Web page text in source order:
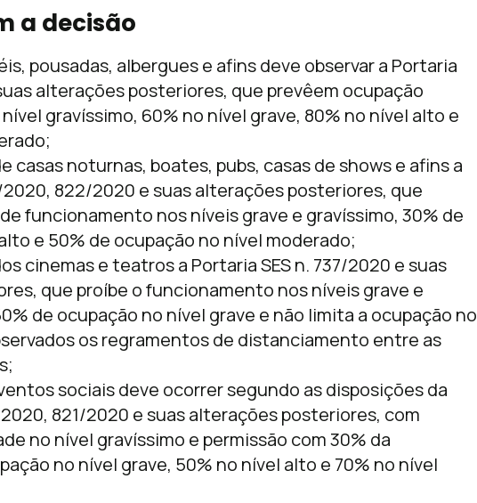
a decisão
pousadas, albergues e afins deve observar a Portaria
alterações posteriores, que prevêem ocupação
gravíssimo, 60% no nível grave, 80% no nível alto e
casas noturnas, boates, pubs, casas de shows e afins a
2020, 822/2020 e suas alterações posteriores, que
funcionamento nos níveis grave e gravíssimo, 30% de
e 50% de ocupação no nível moderado;
cinemas e teatros a Portaria SES n. 737/2020 e suas
que proíbe o funcionamento nos níveis grave e
de ocupação no nível grave e não limita a ocupação no
os regramentos de distanciamento entre as
sociais deve ocorrer segundo as disposições da
2020, 821/2020 e suas alterações posteriores, com
no nível gravíssimo e permissão com 30% da
no nível grave, 50% no nível alto e 70% no nível